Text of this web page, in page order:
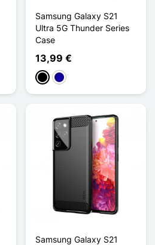
Samsung Galaxy S21
Ultra 5G Thunder Series
Case
13,99 €
PretoAzul Escuro
Samsung Galaxy S21